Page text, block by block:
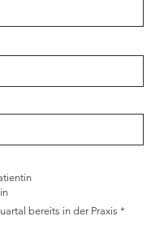
bereits in der Praxis *